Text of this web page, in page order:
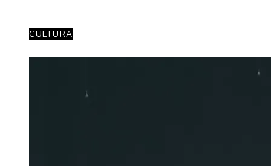
CULTURA